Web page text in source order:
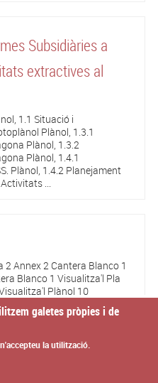
Subsidiàries a
extractives al
1.1 Situació i
Plànol, 1.3.1
Plànol, 1.3.2
Plànol, 1.4.1
Plànol, 1.4.2 Planejament
...
Annex 2 Cantera Blanco 1
Blanco 1 Visualitza'l Pla
Plànol 10
Plànol 1 Visualitza'l Impacte
01 Situació
galetes pròpies i de
la utilització.